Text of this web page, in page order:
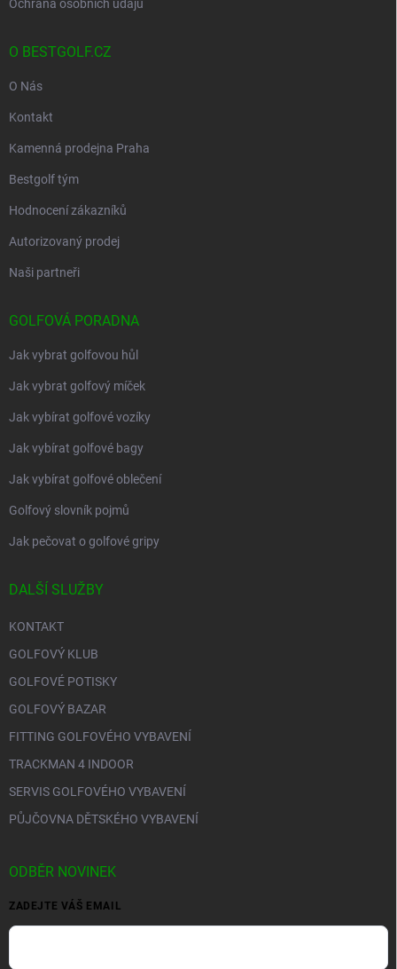
Ochrana osobních údajů
O BESTGOLF.CZ
O Nás
Kontakt
Kamenná prodejna Praha
Bestgolf tým
Hodnocení zákazníků
Autorizovaný prodej
Naši partneři
GOLFOVÁ PORADNA
Jak vybrat golfovou hůl
Jak vybrat golfový míček
Jak vybírat golfové vozíky
Jak vybírat golfové bagy
Jak vybírat golfové oblečení
Golfový slovník pojmů
Jak pečovat o golfové gripy
DALŠÍ SLUŽBY
KONTAKT
GOLFOVÝ KLUB
GOLFOVÉ POTISKY
GOLFOVÝ BAZAR
FITTING GOLFOVÉHO VYBAVENÍ
TRACKMAN 4 INDOOR
SERVIS GOLFOVÉHO VYBAVENÍ
PŮJČOVNA DĚTSKÉHO VYBAVENÍ
ODBĚR NOVINEK
ZADEJTE VÁŠ EMAIL